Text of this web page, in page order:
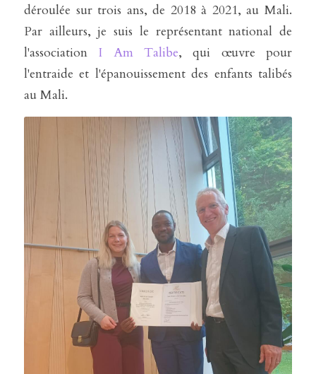
déroulée sur trois ans, de 2018 à 2021, au Mali.
Par ailleurs, je suis le représentant national de
l'association I Am Talibe, qui œuvre pour
l'entraide et l'épanouissement des enfants talibés
au Mali.